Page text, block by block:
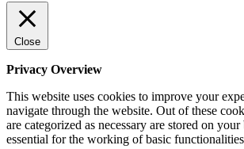
Close
Privacy Overview
This website uses cookies to improve your
navigate through the website. Out of these
are categorized as necessary are stored on
essential for the working of basic